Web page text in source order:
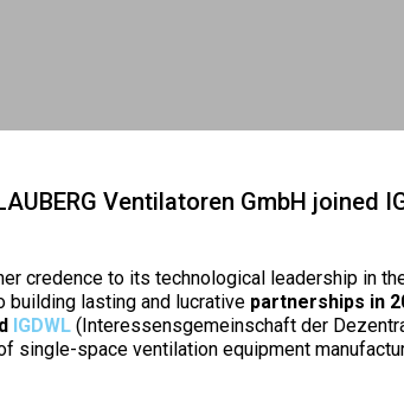
Ventilatoren GmbH joined
credence to its technological leadership in
building lasting and lucrative partnerships in
IGDWL (Interessensgemeinschaft der
single-space ventilation equipment